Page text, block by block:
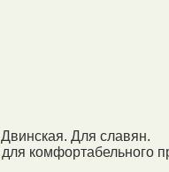
Для славян.
комфортабельного